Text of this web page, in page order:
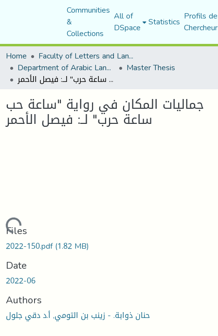
Communities
&
Collections
All of
DSpace Statistics Profils
Home
Faculty of Letters and Languages
Department of Arabic Language and Literature Master Thesis
جماليات المكان في رواية "ساعة حب ساعة حرب" لــ: فيصل الأحمر
جماليات المكان في رواية "ساعة حب
ساعة حرب" لــ: فيصل الأحمر
Loading...
Files
2022-150.pdf(1.82 MB)
Date
2022-06
Authors
حنان ذوابة. - زينب بن التومي, أ.د دقي جلول